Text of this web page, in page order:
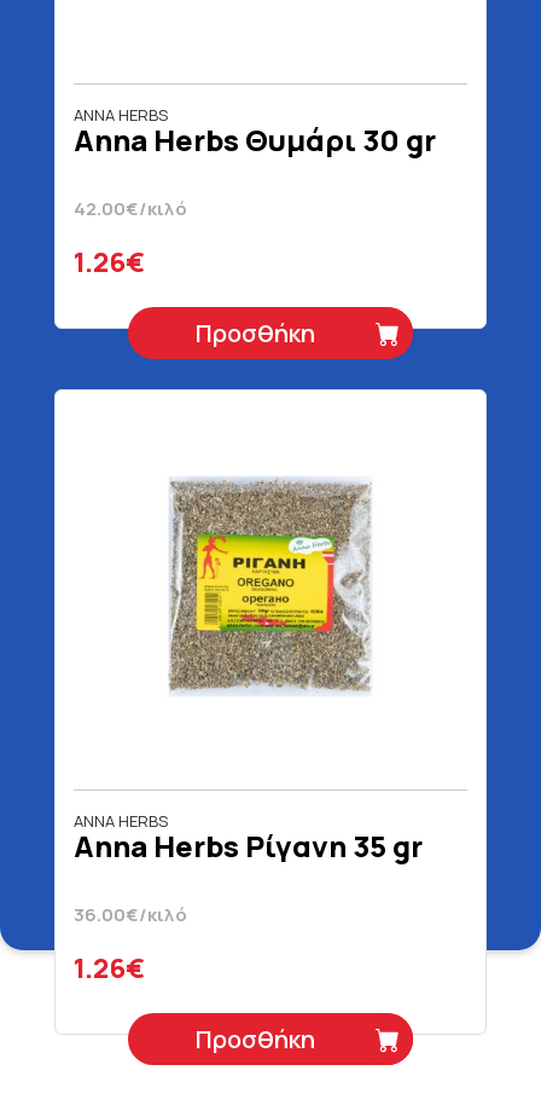
ANNA HERBS
Anna Herbs Θυμάρι 30 gr
42.00€/κιλό
1.26€
Προσθήκη
ANNA HERBS
Anna Herbs Ρίγανη 35 gr
36.00€/κιλό
1.26€
Προσθήκη